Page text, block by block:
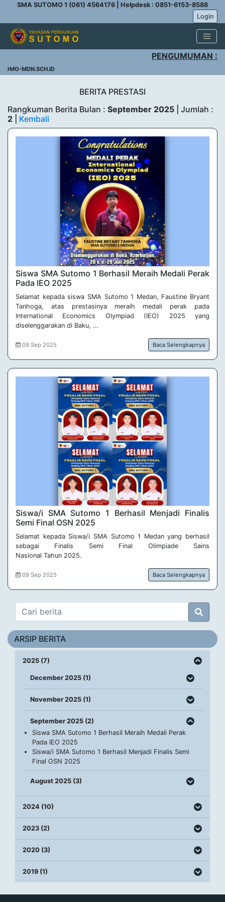
SMA SUTOMO 1 (061) 4564176 | Helpdesk : 0851-6153-8588
Login
PENGUMUMAN :
MDN.SCH.ID
BERITA PRESTASI
Rangkuman Berita Bulan : September 2025 | Jumlah :
2
Kembali
Siswa SMA Sutomo 1 Berhasil Meraih Medali Perak
Pada IEO 2025
Selamat kepada siswa SMA Sutomo 1 Medan, Faustine Bryant
Tanhoga, atas prestasinya meraih medali perak pada
International Economics Olympiad (IEO) 2025 yang
diselenggarakan di Baku, ...
09 Sep 2025 Baca Selengkapnya
Siswa/i SMA Sutomo 1 Berhasil Menjadi Finalis
Semi Final OSN 2025
Selamat kepada Siswa/i SMA Sutomo 1 Medan yang berhasil
sebagai Finalis Semi Final Olimpiade Sains
Nasional Tahun 2025.
09 Sep 2025 Baca Selengkapnya
ARSIP BERITA
2025 (7)
December 2025 (1)
November 2025 (1)
September 2025 (2)
Siswa SMA Sutomo 1 Berhasil Meraih Medali Perak
Pada IEO 2025
Siswa/i SMA Sutomo 1 Berhasil Menjadi Finalis Semi
Final OSN 2025
August 2025 (3)
2024 (10)
2023 (2)
2020 (3)
2019 (1)